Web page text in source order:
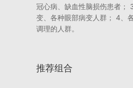
冠心病、缺血性脑损伤患者；
变、各种眼部病变人群； 4、
调理的人群。
推荐组合